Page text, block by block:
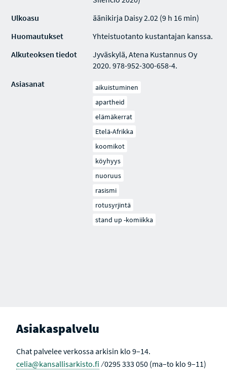
Ulkoasu
äänikirja Daisy 2.02 (9 h 16 min)
Huomautukset
Yhteistuotanto kustantajan kanssa.
Alkuteoksen tiedot
Jyväskylä, Atena Kustannus Oy
2020. 978-952-300-658-4.
Asiasanat
aikuistuminen
apartheid
elämäkerrat
Etelä-Afrikka
koomikot
köyhyys
nuoruus
rasismi
rotusyrjintä
stand up -komiikka
Asiakaspalvelu
Chat palvelee verkossa arkisin klo 9–14.
celia@kansallisarkisto.fi ⁄ 0295 333 050 (ma–to klo 9–11)